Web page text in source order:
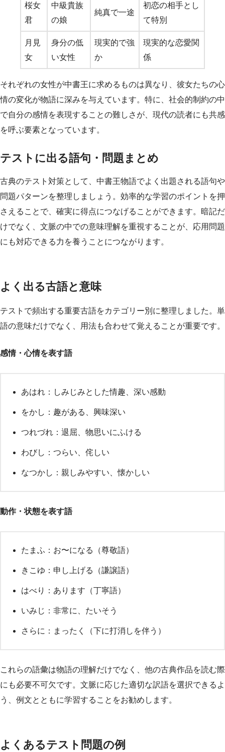
桜女
君
中級貴族
の娘
純真で一途
初恋の相手とし
て特別
月見
女
身分の低
い女性
現実的で強
か
現実的な恋愛関
係
それぞれの女性が中書王に求めるものは異なり、彼女たちの心
情の変化が物語に深みを与えています。特に、社会的制約の中
で自分の感情を表現することの難しさが、現代の読者にも共感
を呼ぶ要素となっています。
テストに出る語句・問題まとめ
古典のテスト対策として、中書王物語でよく出題される語句や
問題パターンを整理しましょう。効率的な学習のポイントを押
さえることで、確実に得点につなげることができます。暗記だ
けでなく、文脈の中での意味理解を重視することが、応用問題
にも対応できる力を養うことにつながります。
よく出る古語と意味
テストで頻出する重要古語をカテゴリー別に整理しました。単
語の意味だけでなく、用法も合わせて覚えることが重要です。
感情・心情を表す語
あはれ：しみじみとした情趣、深い感動
をかし：趣がある、興味深い
つれづれ：退屈、物思いにふける
わびし：つらい、侘しい
なつかし：親しみやすい、懐かしい
動作・状態を表す語
たまふ：お〜になる（尊敬語）
きこゆ：申し上げる（謙譲語）
はべり：あります（丁寧語）
いみじ：非常に、たいそう
さらに：まったく（下に打消しを伴う）
これらの語彙は物語の理解だけでなく、他の古典作品を読む際
にも必要不可欠です。文脈に応じた適切な訳語を選択できるよ
う、例文とともに学習することをお勧めします。
よくあるテスト問題の例